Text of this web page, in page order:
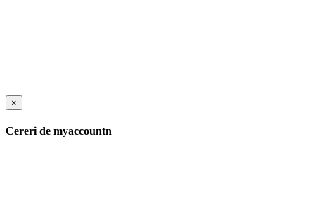
×
Cereri de myaccountn